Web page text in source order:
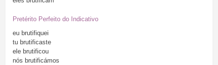
Pretérito Perfeito do Indicativo
eu brutifiquei
tu brutificaste
ele brutificou
nós brutificámos